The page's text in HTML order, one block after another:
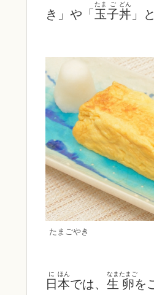
き」や「 玉
たま
子
ご
丼
どん
」と
たまごやき
日
に
本
ほん
では、 生
なま
卵
たまご
を